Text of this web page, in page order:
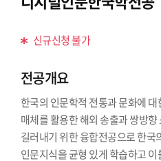
신규신청 불가
전공개요
한국의 인문학적 전통과 문화에
매체를 활용한 해외 송출과 쌍방
길러내기 위한 융합전공으로 한
인문지식을 균형 있게 학습하고